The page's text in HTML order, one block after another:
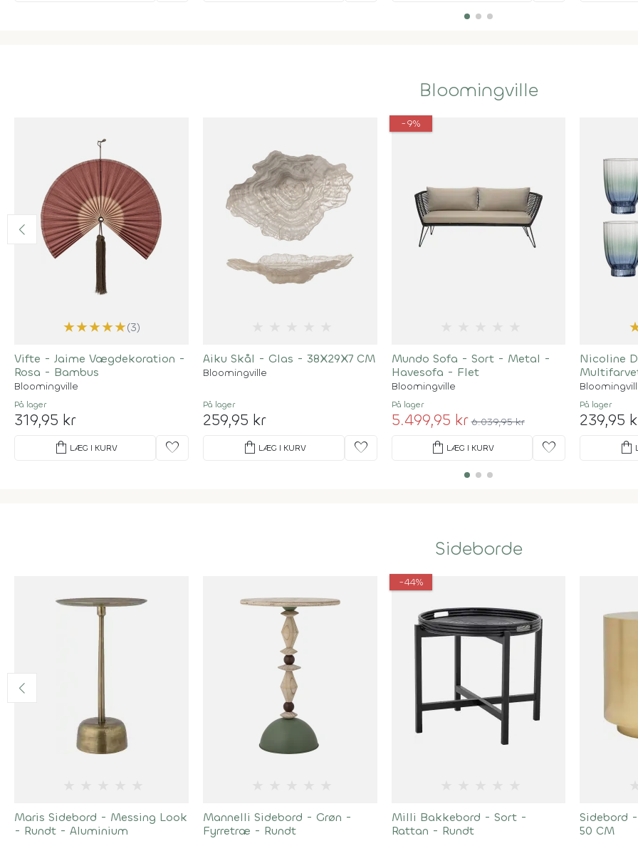
Bloomingville
★★★★★(3)
Vifte - Jaime Vægdekoration -
Rosa - Bambus
Bloomingville
På lager
319,95 kr
shopping_bag LÆG I KURV favorite
Aiku Skål - Glas - 38X29X7 CM
Bloomingville
På lager
259,95 kr
shopping_bag LÆG I KURV favorite
-9%
Mundo Sofa - Sort - Metal -
Havesofa - Flet
Bloomingville
På lager
5.499,95 kr 6.039,95 kr
shopping_bag LÆG I KURV favorite
Nicoline
På lager
239,95
shopping_bag
Sideborde
Maris Sidebord - Messing Look
- Rundt - Aluminium
Mannelli Sidebord - Grøn -
Fyrretræ - Rundt
-44%
Milli Bakkebord - Sort -
Rattan - Rundt
Sidebord
50 CM